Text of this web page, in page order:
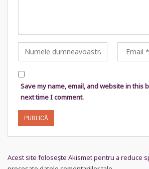
Save my name, email, and website in this
next time I comment.
Acest site folosește Akismet pentru a reduce